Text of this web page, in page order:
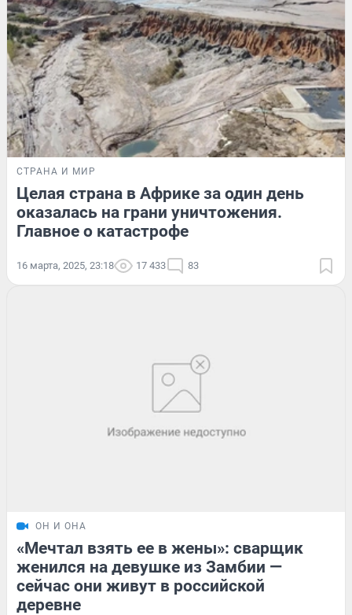
СТРАНА И МИР
Целая страна в Африке за один день
оказалась на грани уничтожения.
Главное о катастрофе
16 марта, 2025, 23:18 17 433 83
ОН И ОНА
«Мечтал взять ее в жены»: сварщик
женился на девушке из Замбии —
сейчас они живут в российской
деревне